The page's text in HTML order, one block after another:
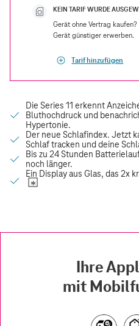
KEIN TARIF WURDE
Gerät ohne Vertrag
Gerät günstiger erwerben.
Tarif hinzufügen